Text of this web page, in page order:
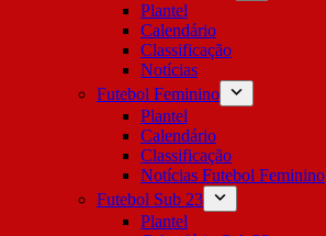
Plantel
Calendário
Classificação
Notícias
Futebol Feminino
Plantel
Calendário
Classificação
Notícias Futebol Feminino
Futebol Sub 23
Plantel